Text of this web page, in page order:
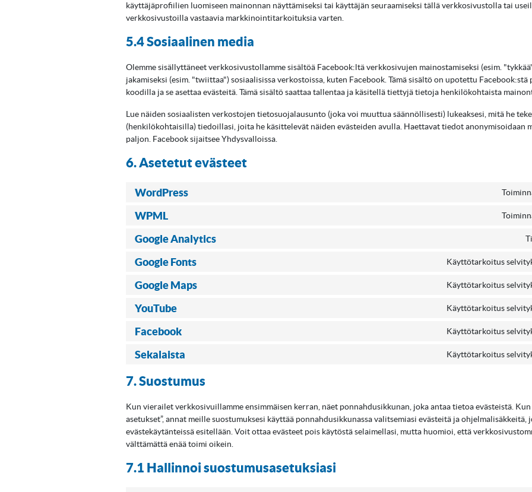
käyttäjäprofiilien luomiseen mainonnan näyttämiseksi tai käyttäjän seuraamiseksi tällä verkkosivustolla tai
verkkosivustoilla vastaavia markkinointitarkoituksia varten.
5.4 Sosiaalinen media
Olemme sisällyttäneet verkkosivustollamme sisältöä Facebook:ltä verkkosivujen mainostamiseksi (esim.
jakamiseksi (esim. "twiittaa") sosiaalisissa verkostoissa, kuten Facebook. Tämä sisältö on upotettu
koodilla ja se asettaa evästeitä. Tämä sisältö saattaa tallentaa ja käsitellä tiettyjä tietoja henkilökohtaista
Lue näiden sosiaalisten verkostojen tietosuojalausunto (joka voi muuttua säännöllisesti) lukeaksesi, mitä he
(henkilökohtaisilla) tiedoillasi, joita he käsittelevät näiden evästeiden avulla. Haettavat tiedot anonymisoidaan
paljon. Facebook sijaitsee Yhdysvalloissa.
6. Asetetut evästeet
WordPress
WPML
Google Analytics
Google Fonts Käyttötarkoitus
Google Maps Käyttötarkoitus
YouTube Käyttötarkoitus
Facebook Käyttötarkoitus
Sekalaista Käyttötarkoitus
7. Suostumus
Kun vierailet verkkosivuillamme ensimmäisen kerran, näet ponnahdusikkunan, joka antaa tietoa evästeistä. Kun
asetukset”, annat meille suostumuksesi käyttää ponnahdusikkunassa valitsemiasi evästeitä ja ohjelmalisäkkeitä,
evästekäytänteissä esitellään. Voit ottaa evästeet pois käytöstä selaimellasi, mutta huomioi, että
välttämättä enää toimi oikein.
7.1 Hallinnoi suostumusasetuksiasi